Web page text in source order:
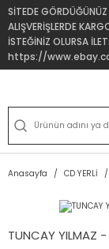
SİTEDE
ALIŞVERİŞLERDE
İSTEĞİNİZ OLURSA
https://
Anasayfa CD YERLİ
TUNCAY YILMAZ -